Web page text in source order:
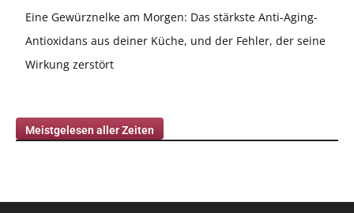
Eine Gewürznelke am Morgen: Das stärkste Anti-Aging-
Antioxidans aus deiner Küche, und der Fehler, der seine
Wirkung zerstört
Meistgelesen aller Zeiten